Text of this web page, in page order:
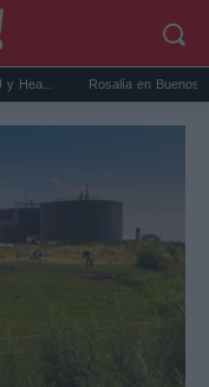
Rosalía en Buenos Aires: